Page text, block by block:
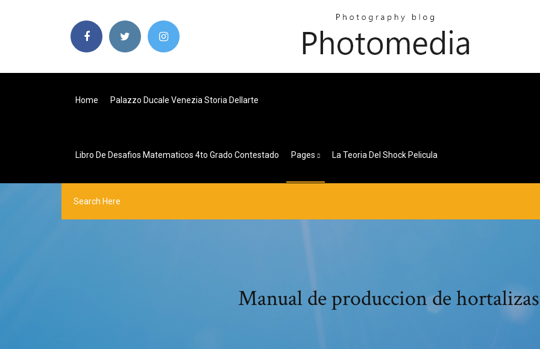
Home Palazzo Ducale Venezia Storia Dellarte
Libro De Desafios Matematicos 4to Grado Contestado Pages La Teoria Del Shock Pelicula
Manual de produccion de